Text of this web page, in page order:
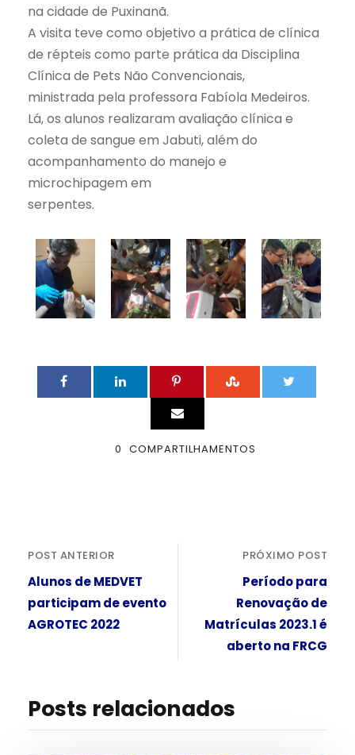
na cidade de Puxinanã.
A visita teve como objetivo a prática de clínica
de répteis como parte prática da Disciplina
Clínica de Pets Não Convencionais,
ministrada pela professora Fabíola Medeiros.
Lá, os alunos realizaram avaliação clínica e
coleta de sangue em Jabuti, além do
acompanhamento do manejo e
microchipagem em
serpentes.
0 COMPARTILHAMENTOS
POST ANTERIOR
Alunos de MEDVET
participam de evento
AGROTEC 2022
PRÓXIMO POST
Período para
Renovação de
Matrículas 2023.1 é
aberto na FRCG
Posts relacionados